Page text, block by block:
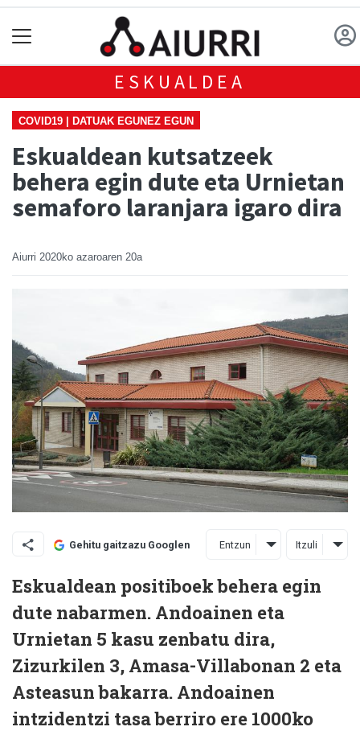
ESKUALDEA
COVID19 | DATUAK EGUNEZ EGUN
Eskualdean kutsatzeek
behera egin dute eta Urnietan
semaforo laranjara igaro dira
Aiurri 2020ko azaroaren 20a
Gehitu gaitzazu Googlen Entzun Itzuli
Eskualdean positiboek behera egin
dute nabarmen. Andoainen eta
Urnietan 5 kasu zenbatu dira,
Zizurkilen 3, Amasa-Villabonan 2 eta
Asteasun bakarra. Andoainen
intzidentzi tasa berriro ere 1000ko